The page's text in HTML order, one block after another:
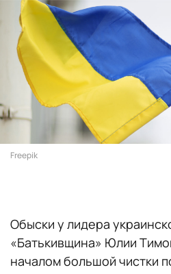
Freepik
Обыски у лидера
«Батькивщина» Юлии
началом большой чистки